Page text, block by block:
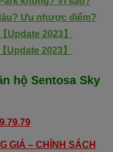
Ưu nhược điểm?
Update 2023】
2023】
hộ Sentosa Sky
GIÁ – CHÍNH SÁCH